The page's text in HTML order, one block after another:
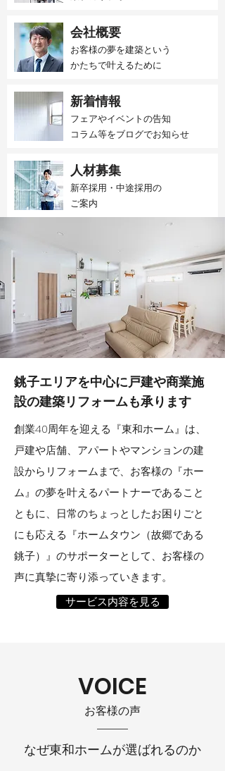
会社概要
お客様の夢を建築という
かたちで叶えるために
新着情報
フェアやイベントの告知
​コラム等をブログでお知らせ
人材募集
新卒採用・中途採用の
​ご案内
銚子エリアを中心に戸建や商業施
設の建築リフォームも承ります
創業40周年を迎える『東和ホーム』は、
戸建や店舗、アパートやマンションの建
設からリフォームまで、お客様の『ホー
ム』の夢を叶えるパートナーであること
ともに、日常のちょっとしたお困りごと
にも応える『ホームタウン（故郷である
銚子）』のサポーターとして、お客様の
声に真摯に寄り添っていきます。
サービス内容を見る
VOICE
お客様の声
なぜ東和ホームが選ばれるのか